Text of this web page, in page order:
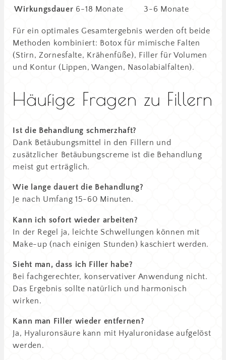
Wirkungsdauer 6-18 Monate 3-6 Monate
Für ein optimales Gesamtergebnis werden oft beide
Methoden kombiniert: Botox für mimische Falten
(Stirn, Zornesfalte, Krähenfüße), Filler für Volumen
und Kontur (Lippen, Wangen, Nasolabialfalten).
Häufige Fragen zu Fillern
Ist die Behandlung schmerzhaft?
Dank Betäubungsmittel in den Fillern und
zusätzlicher Betäubungscreme ist die Behandlung
meist gut erträglich.
Wie lange dauert die Behandlung?
Je nach Umfang 15-60 Minuten.
Kann ich sofort wieder arbeiten?
In der Regel ja, leichte Schwellungen können mit
Make-up (nach einigen Stunden) kaschiert werden.
Sieht man, dass ich Filler habe?
Bei fachgerechter, konservativer Anwendung nicht.
Das Ergebnis sollte natürlich und harmonisch
wirken.
Kann man Filler wieder entfernen?
Ja, Hyaluronsäure kann mit Hyaluronidase aufgelöst
werden.